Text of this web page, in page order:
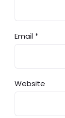
Email *
Website